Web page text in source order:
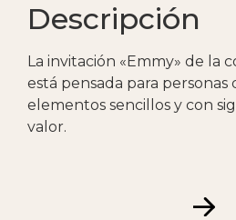
Descripción
La invitación «Emmy» de la
está pensada para personas
elementos sencillos y con
valor.